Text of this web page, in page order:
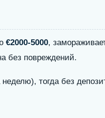
€2000-5000,
без повреждений.
неделю), тогда без